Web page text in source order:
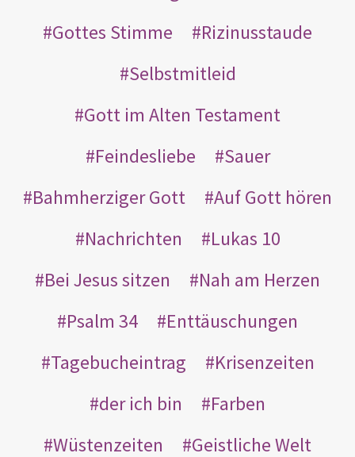
Gottes Stimme
Rizinusstaude
Selbstmitleid
Gott im Alten Testament
Feindesliebe
Sauer
Bahmherziger Gott
Auf Gott hören
Nachrichten
Lukas 10
Bei Jesus sitzen
Nah am Herzen
Psalm 34
Enttäuschungen
Tagebucheintrag
Krisenzeiten
der ich bin
Farben
Wüstenzeiten
Geistliche Welt